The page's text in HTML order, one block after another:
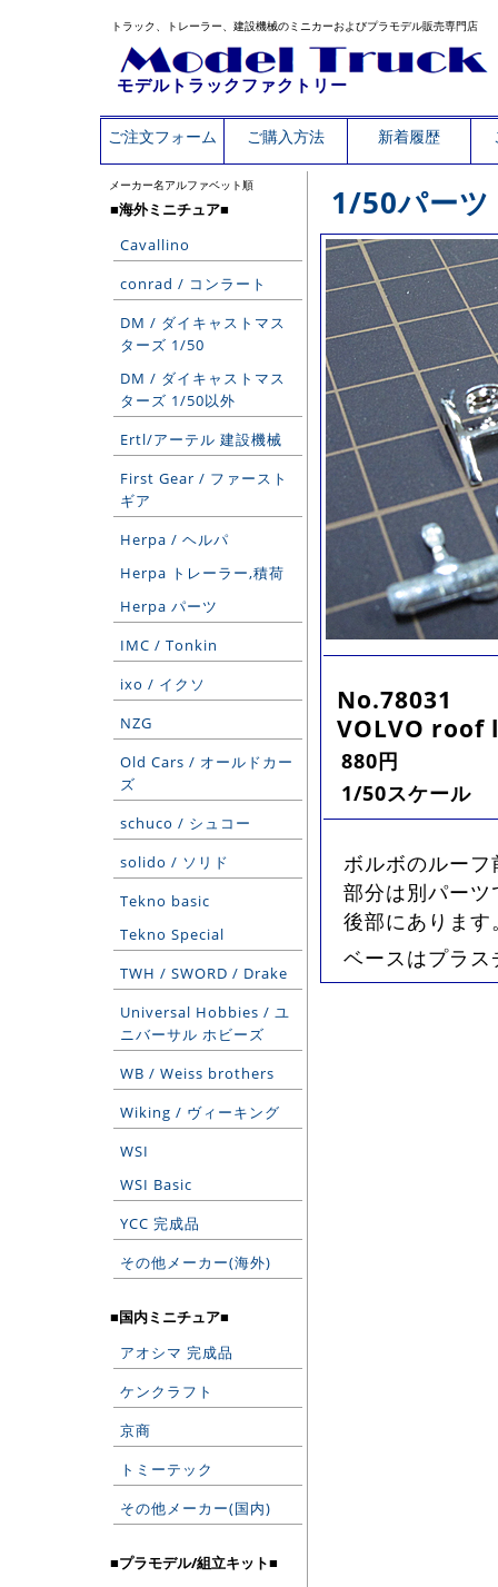
トラック、トレーラー、建設機械のミニカーおよびプラモデル販売専門店
モデルトラックファクトリー
ご注文フォーム ご購入方法 新着履歴
メーカー名アルファベット順
■海外ミニチュア■
Cavallino
conrad / コンラート
DM / ダイキャストマス
ターズ 1/50
DM / ダイキャストマス
ターズ 1/50以外
Ertl/アーテル 建設機械
First Gear / ファースト
ギア
Herpa / ヘルパ
Herpa トレーラー,積荷
Herpa パーツ
IMC / Tonkin
ixo / イクソ
NZG
Old Cars / オールドカー
ズ
schuco / シュコー
solido / ソリド
Tekno basic
Tekno Special
TWH / SWORD / Drake
Universal Hobbies / ユ
ニバーサル ホビーズ
WB / Weiss brothers
Wiking / ヴィーキング
WSI
WSI Basic
YCC 完成品
その他メーカー(海外)
■国内ミニチュア■
アオシマ 完成品
ケンクラフト
京商
トミーテック
その他メーカー(国内)
■プラモデル/組立キット■
1/50パーツ
No.78031
VOLVO
880円
1/50スケール
ボルボのルー
部分は別パー
後部にあります
ベースはプラ